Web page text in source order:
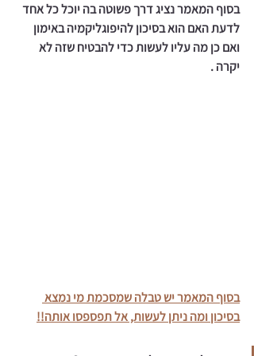
בסוף המאמר נציג דרך פשוטה בה יוכל כל אחד
לדעת האם הוא בסיכון להיפוגליקמיה באימון
ואם כן מה עליו לעשות כדי להבטיח שזה לא
יקרה .
בסוף המאמר יש טבלה שמסכמת מי נמצא
בסיכון ומה ניתן לעשות, אל תפספסו אותה!!